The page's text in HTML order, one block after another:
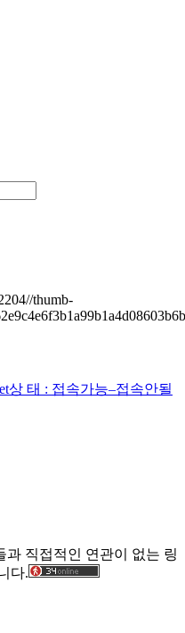
상 태 : 접속가능–접속안될
직접적인 연관이 없는 링
다.